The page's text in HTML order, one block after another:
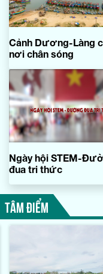
Cảnh Dương-Làng
nơi chân sóng
Ngày hội STEM-
đua tri thức
TÂM ĐIỂM